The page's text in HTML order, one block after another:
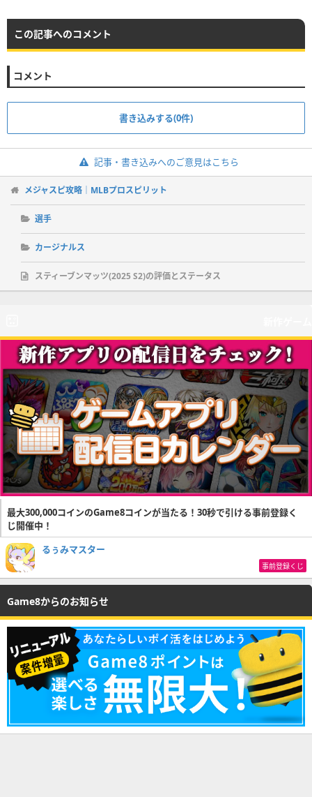
この記事へのコメント
コメント
書き込みする(0件)
記事・書き込みへのご意見はこちら
メジャスピ攻略｜MLBプロスピリット
選手
カージナルス
スティーブンマッツ(2025 S2)の評価とステータス
最大300,000コインのGame8コインが当たる！30秒で引ける事前登録く
じ開催中！
るぅみマスター
事前登録くじ
Game8からのお知らせ